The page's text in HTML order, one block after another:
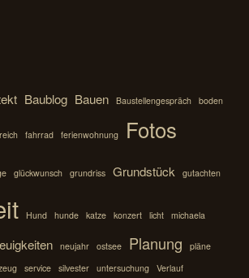
Baublog Bauen Baustellengespräch boden
fahrrad ferienwohnung
Fotos
glückwunsch grundriss Grundstück gutachten
Hund hunde katze konzert licht michaela
neujahr ostsee Planung
pläne
service silvester untersuchung Verlauf